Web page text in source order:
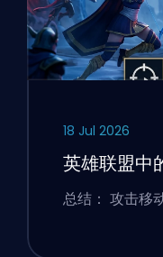
18 Jul 2026
英雄联盟中
总结： 攻击移